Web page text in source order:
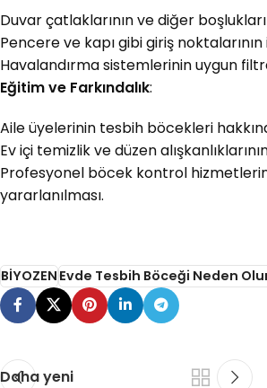
Duvar çatlaklarının ve diğer
Pencere ve kapı gibi giriş noktalarının
Havalandırma sistemlerinin uygun
Eğitim ve Farkındalık:
Aile üyelerinin tesbih böcekleri
Ev içi temizlik ve düzen
Profesyonel böcek kontrol
yararlanılması.
BİYOZENEvde Tesbih Böceği Neden
Daha yeni